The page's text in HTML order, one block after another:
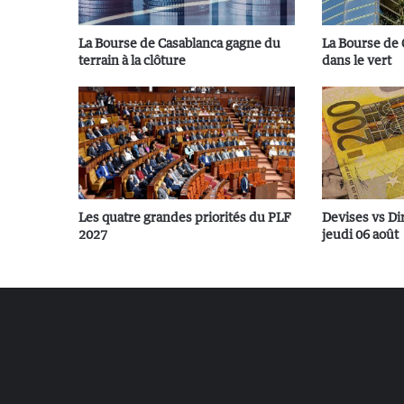
La Bourse de Casablanca gagne du
terrain à la clôture
La Bourse de
dans le vert
Les quatre grandes priorités du PLF
2027
Devises vs
jeudi 06 août